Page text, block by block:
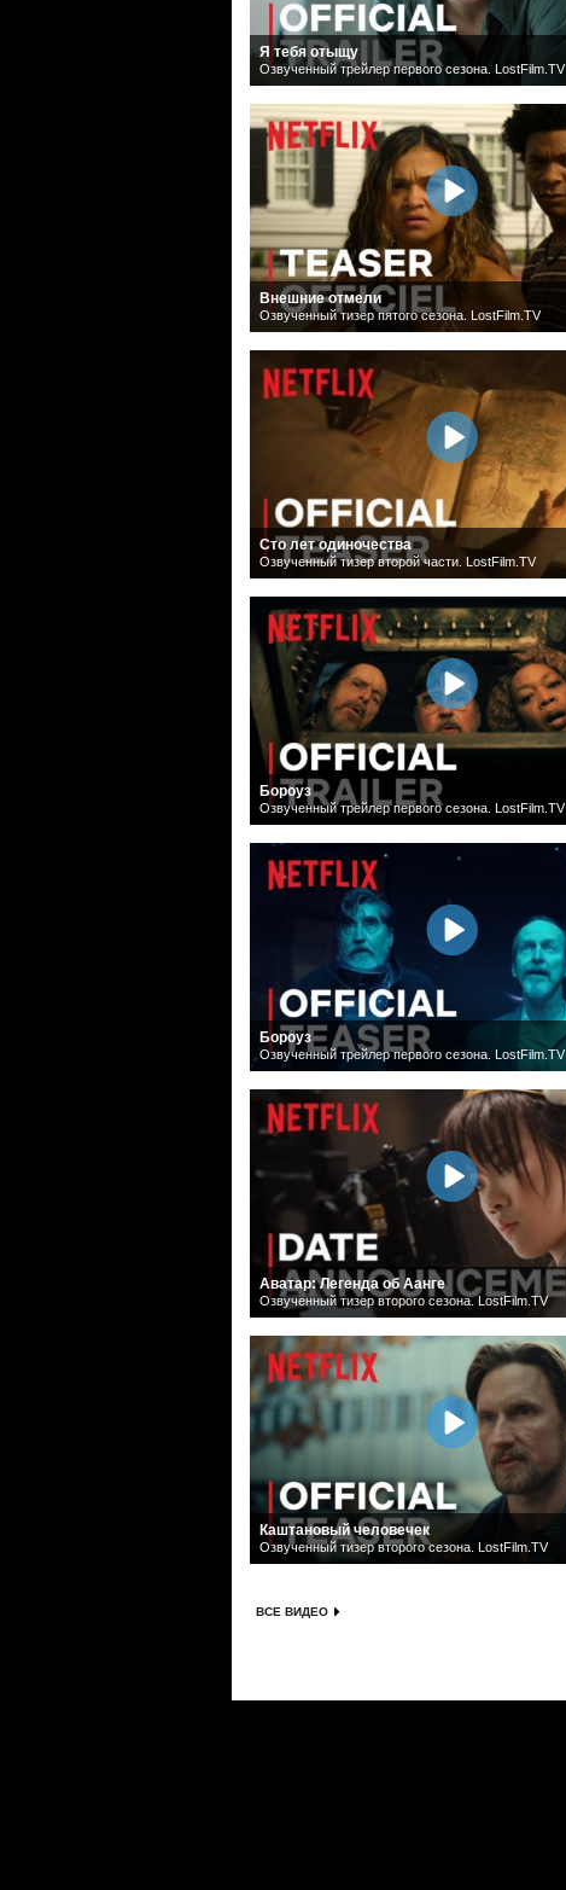
Я тебя отыщу
Озвученный трейлер первого сезона. LostFilm.TV
Внешние отмели
Озвученный тизер пятого сезона. LostFilm.TV
Сто лет одиночества
Озвученный тизер второй части. LostFilm.TV
Бороуз
Озвученный трейлер первого сезона. LostFilm.TV
Бороуз
Озвученный трейлер первого сезона. LostFilm.TV
Аватар: Легенда об Аанге
Озвученный тизер второго сезона. LostFilm.TV
Каштановый человечек
Озвученный тизер второго сезона. LostFilm.TV
ВСЕ ВИДЕО